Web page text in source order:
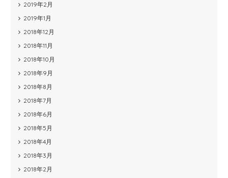
2019年2月
2019年1月
2018年12月
2018年11月
2018年10月
2018年9月
2018年8月
2018年7月
2018年6月
2018年5月
2018年4月
2018年3月
2018年2月